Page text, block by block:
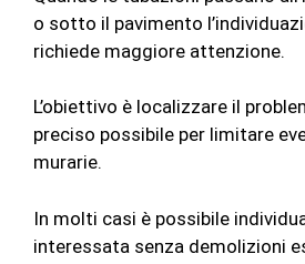
o sotto il pavimento
richiede maggiore attenzione.
L’obiettivo è localizzare il
preciso possibile per limitare
murarie.
In molti casi è possibile
interessata senza demolizioni